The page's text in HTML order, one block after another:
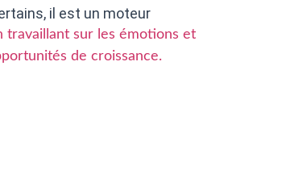
il est un moteur
travaillant sur les émotions et
de croissance.